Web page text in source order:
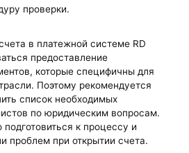
проверки.
в платежной системе RD
предоставление
которые специфичны для
Поэтому рекомендуется
список необходимых
по юридическим вопросам.
к процессу и
проблем при открытии счета.